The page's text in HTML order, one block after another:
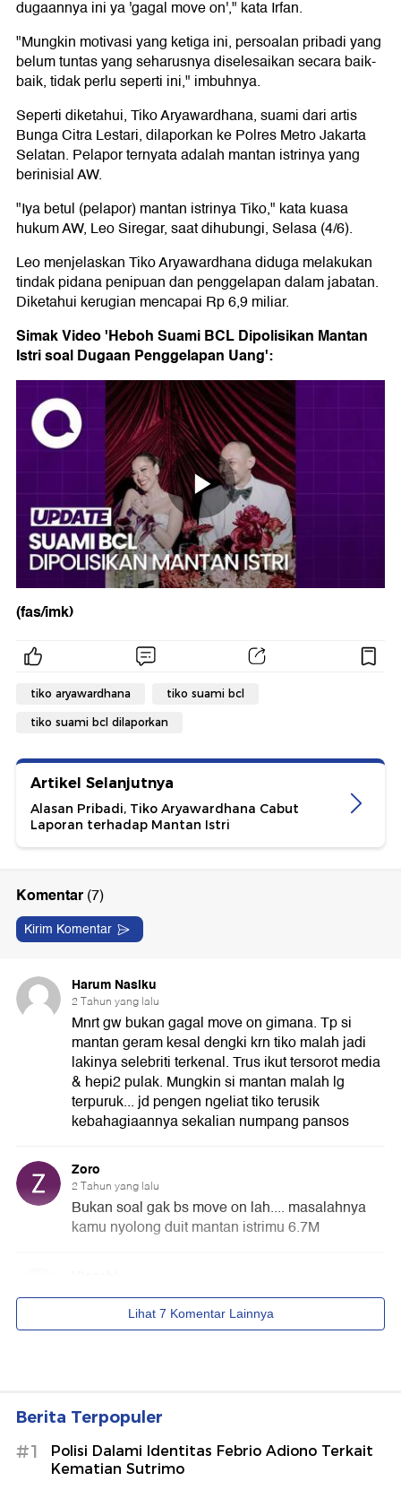
dugaannya ini ya 'gagal move on'," kata Irfan.
"Mungkin motivasi yang ketiga ini, persoalan pribadi yang
belum tuntas yang seharusnya diselesaikan secara baik-
baik, tidak perlu seperti ini," imbuhnya.
Seperti diketahui, Tiko Aryawardhana, suami dari artis
Bunga Citra Lestari, dilaporkan ke Polres Metro Jakarta
Selatan. Pelapor ternyata adalah mantan istrinya yang
berinisial AW.
"Iya betul (pelapor) mantan istrinya Tiko," kata kuasa
hukum AW, Leo Siregar, saat dihubungi, Selasa (4/6).
Leo menjelaskan Tiko Aryawardhana diduga melakukan
tindak pidana penipuan dan penggelapan dalam jabatan.
Diketahui kerugian mencapai Rp 6,9 miliar.
Simak Video 'Heboh Suami BCL Dipolisikan Mantan
Istri soal Dugaan Penggelapan Uang':
(fas/imk)
tiko aryawardhana tiko suami bcl
tiko suami bcl dilaporkan
Artikel Selanjutnya
Alasan Pribadi, Tiko Aryawardhana Cabut
Laporan terhadap Mantan Istri
Berita Terpopuler
#1
Polisi Dalami Identitas Febrio Adiono Terkait
Kematian Sutrimo